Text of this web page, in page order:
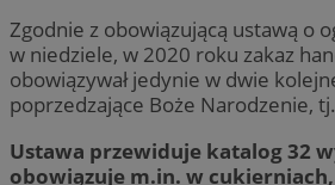
Zgodnie z obowiązującą ustawą o
w niedziele, w 2020 roku zakaz
obowiązywał jedynie w dwie
poprzedzające Boże Narodzenie,
Ustawa przewiduje katalog 32
obowiązuje m.in. w